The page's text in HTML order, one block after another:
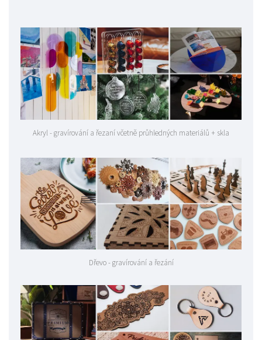
Akryl - gravírování a řezaní včetně průhledných materiálů + skla
Dřevo - gravírování a řezání